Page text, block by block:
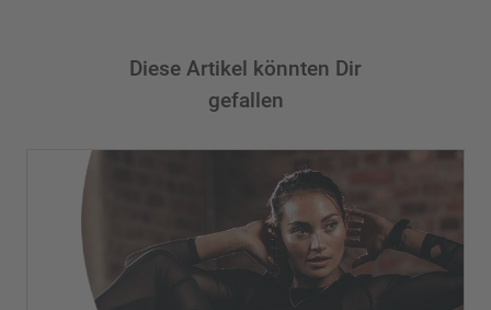
Diese Artikel könnten Dir
gefallen